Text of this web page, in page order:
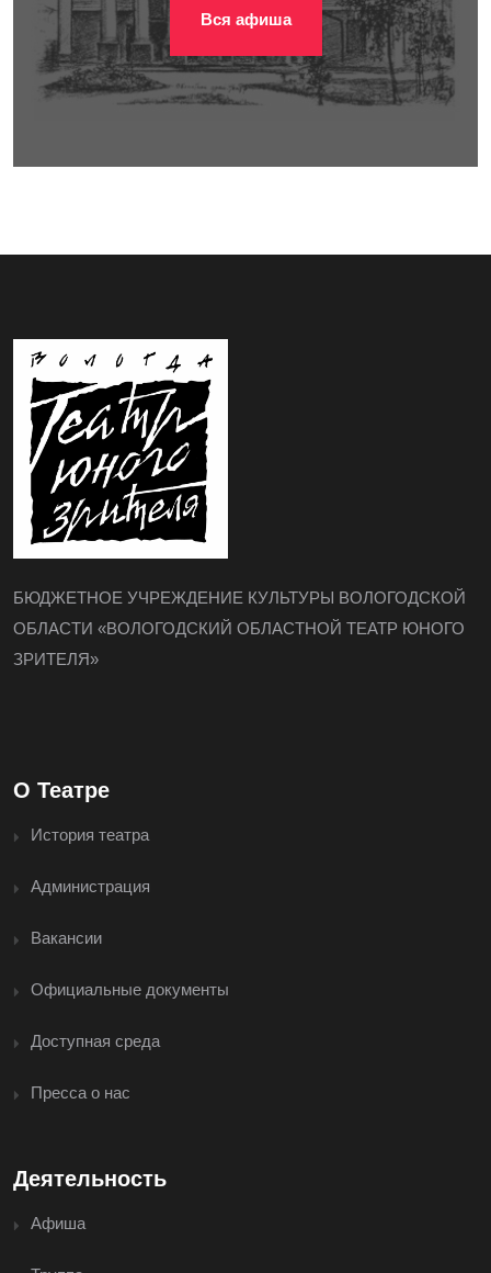
Вся афиша
БЮДЖЕТНОЕ УЧРЕЖДЕНИЕ КУЛЬТУРЫ ВОЛОГОДСКОЙ
ОБЛАСТИ «ВОЛОГОДСКИЙ ОБЛАСТНОЙ ТЕАТР ЮНОГО
ЗРИТЕЛЯ»
О Театре
История театра
Администрация
Вакансии
Официальные документы
Доступная среда
Пресса о нас
Деятельность
Афиша